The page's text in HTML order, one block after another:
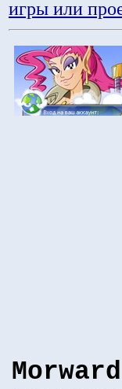
игры или